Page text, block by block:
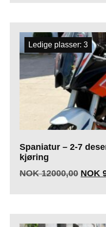
Spaniatur – 2-7
kjøring
NOK12000,00 NOK
Ledige plasser: 3